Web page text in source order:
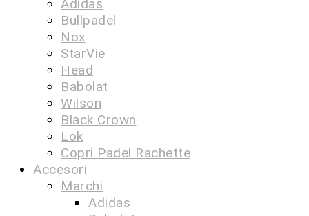
Adidas
Bullpadel
Nox
StarVie
Head
Babolat
Wilson
Black Crown
Lok
Copri Padel Rachette
Accesori
Marchi
Adidas